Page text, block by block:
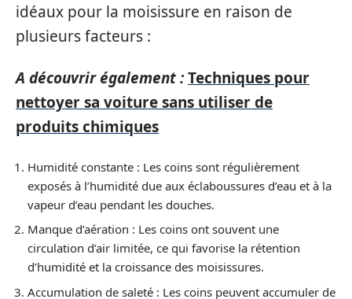
idéaux pour la moisissure en raison de
plusieurs facteurs :
A découvrir également :Techniques pour
nettoyer sa voiture sans utiliser de
produits chimiques
Humidité constante : Les coins sont régulièrement
exposés à l’humidité due aux éclaboussures d’eau et à la
vapeur d’eau pendant les douches.
Manque d’aération : Les coins ont souvent une
circulation d’air limitée, ce qui favorise la rétention
d’humidité et la croissance des moisissures.
Accumulation de saleté : Les coins peuvent accumuler de